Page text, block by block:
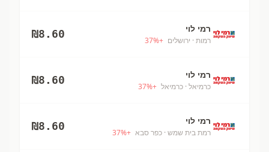
רמי לוי
רמות · ירושלים +
37%
₪8.60
רמי לוי
כרמיאל · כרמיאל +
37%
₪8.60
רמי לוי
רמת בית שמש · כפר סבא +
37%
₪8.60